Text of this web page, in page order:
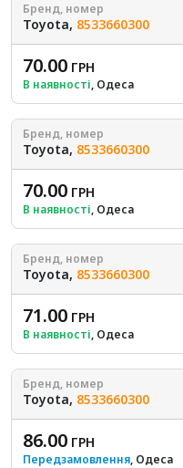
Бренд, номер
Toyota, 8533660300
70.00 ГРН
В наявності, Одеса
Бренд, номер
Toyota, 8533660300
70.00 ГРН
В наявності, Одеса
Бренд, номер
Toyota, 8533660300
71.00 ГРН
В наявності, Одеса
Бренд, номер
Toyota, 8533660300
86.00 ГРН
Передзамовлення, Одеса